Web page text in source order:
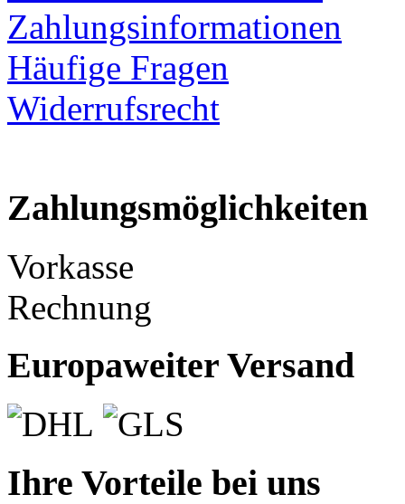
Zahlungsinformationen
Häufige Fragen
Widerrufsrecht
Zahlungsmöglichkeiten
Vorkasse
Rechnung
Europaweiter Versand
Ihre Vorteile bei uns